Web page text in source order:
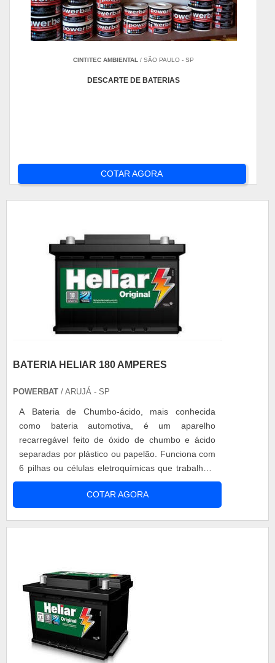
CINTITEC AMBIENTAL / SÃO PAULO - SP
DESCARTE DE BATERIAS
COTAR AGORA
BATERIA HELIAR 180 AMPERES
POWERBAT / ARUJÁ - SP
A Bateria de Chumbo-ácido, mais conhecida
como bateria automotiva, é um aparelho
recarregável feito de óxido de chumbo e ácido
separadas por plástico ou papelão. Funciona com
6 pilhas ou células eletroquímicas que trabalham
em série de 2 volts cada uma, totalizando sua
força eletromotriz de 12 V, empregada em carros,
funciona no sistema de amperagem, dependendo
COTAR AGORA